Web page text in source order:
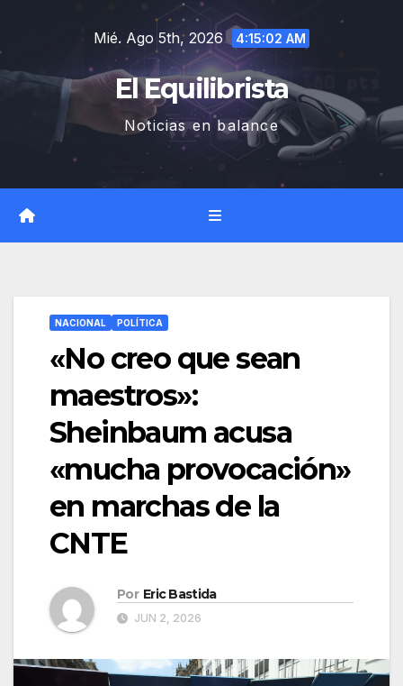
contenido
Mié. Ago 5th, 2026 4:15:03 AM
El Equilibrista
Noticias en balance
NACIONAL POLÍTICA
«No creo que sean
maestros»:
Sheinbaum acusa
«mucha provocación»
en marchas de la
CNTE
Por Eric Bastida
JUN 2, 2026